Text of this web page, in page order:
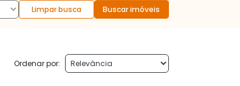
Limpar busca
Buscar imóveis
Ordenar por: